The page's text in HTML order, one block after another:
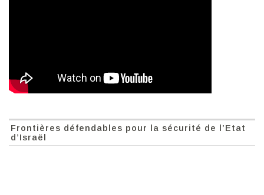
Frontières défendables pour la sécurité de l’Etat
d’Israël